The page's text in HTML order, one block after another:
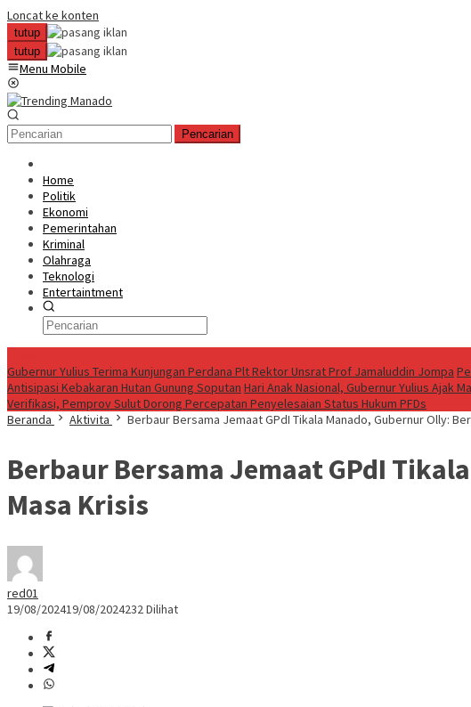
Loncat ke konten
tutup
tutup
Menu Mobile
Pencarian
Home
Politik
Ekonomi
Pemerintahan
Kriminal
Olahraga
Teknologi
Entertaintment
Gubernur Yulius Terima Kunjungan Perdana Plt Rektor Unsrat Prof Jamaluddin Jompa
Antisipasi Kebakaran Hutan Gunung Soputan Hari Anak Nasional, Gubernur Yulius Ajak
Verifikasi, Pemprov Sulut Dorong Percepatan Penyelesaian Status Hukum PFDs
Beranda
Aktivita Berbaur Bersama Jemaat GPdI Tikala Manado, Gubernur Olly:
Berbaur Bersama Jemaat GPdI
Masa Krisis
red01
19/08/202419/08/2024232 Dilihat